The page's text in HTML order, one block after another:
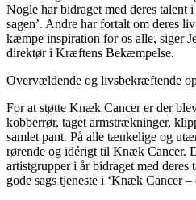
Nogle har bidraget med deres
sagen’. Andre har fortalt om deres
kæmpe inspiration for os alle, siger
direktør i Kræftens Bekæmpelse.
Overvældende og livsbekræftende
For at støtte Knæk Cancer er der
kobberrør, taget armstrækninger,
samlet pant. På alle tænkelige og
rørende og idérigt til Knæk Cancer.
artistgrupper i år bidraget med deres
gode sags tjeneste i ‘Knæk Cancer –